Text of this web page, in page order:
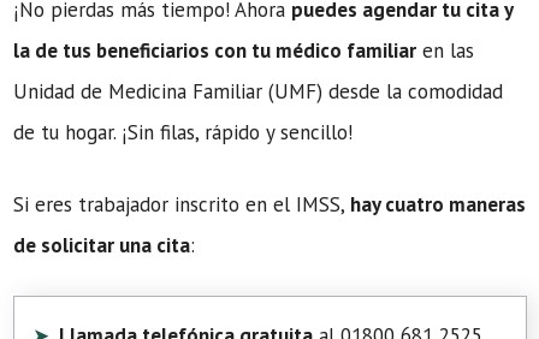
¡No pierdas más tiempo! Ahora puedes agendar tu cita y
la de tus beneficiarios con tu médico familiar en las
Unidad de Medicina Familiar (UMF) desde la comodidad
de tu hogar. ¡Sin filas, rápido y sencillo!
Si eres trabajador inscrito en el IMSS, hay cuatro maneras
de solicitar una cita: